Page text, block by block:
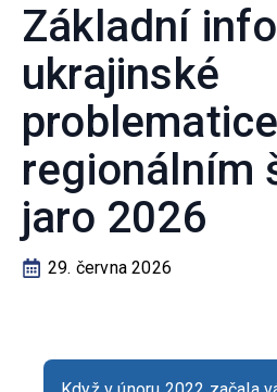
Základní
ukrajinské
regionálním
jaro 2026
29. června 2026